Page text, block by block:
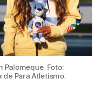
Palomeque. Foto:
de Para Atletismo.